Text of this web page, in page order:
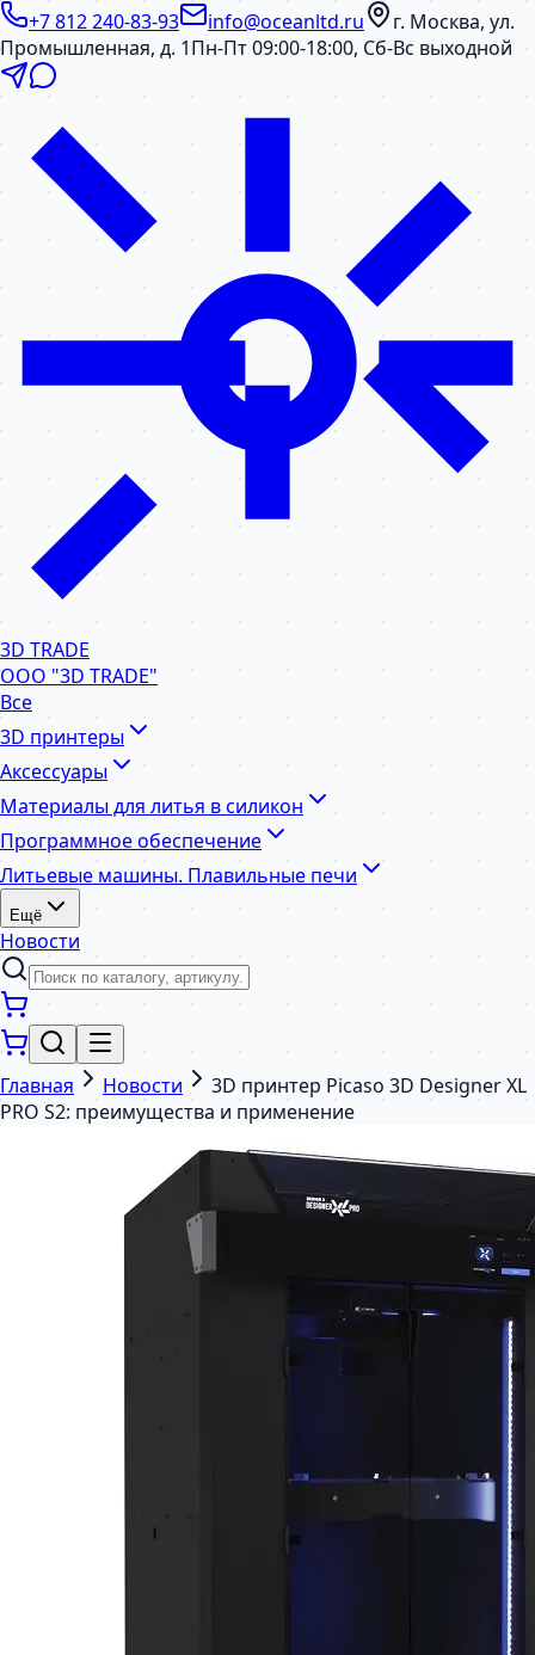
+7 812 240-83-93 info@oceanltd.ru
г. Москва, ул.
Промышленная, д. 1Пн-Пт 09:00-18:00, Сб-Вс выходной
3D TRADE
ООО "3D TRADE"
Все
3D принтеры
Аксессуары
Материалы для литья в силикон
Программное обеспечение
Литьевые машины. Плавильные печи
Ещё
Новости
Главная Новости
3D принтер Picaso 3D Designer XL
PRO S2: преимущества и применение